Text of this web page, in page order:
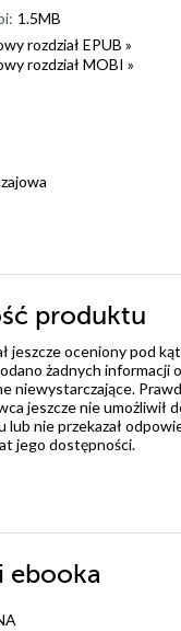
1.5MB
rozdział EPUB »
rozdział MOBI »
produktu
jeszcze oceniony pod
żadnych informacji
niewystarczające.
jeszcze nie umożliwił
lub nie przekazał
jego dostępności.
ebooka